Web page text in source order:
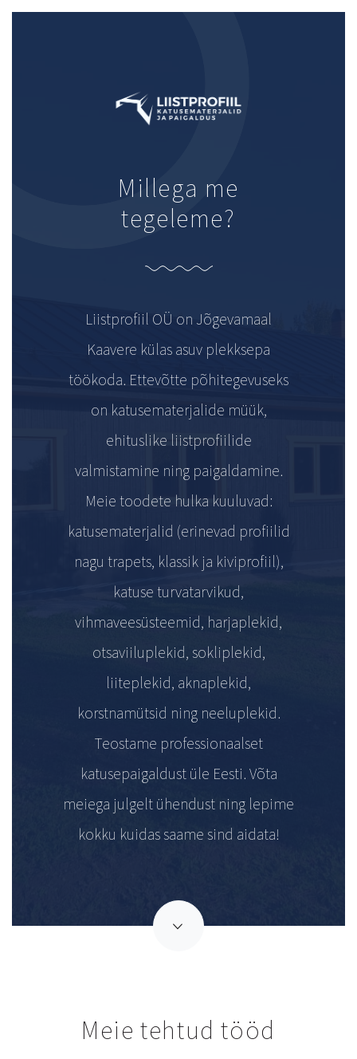
Millega me
tegeleme?
Liistprofiil OÜ on Jõgevamaal
Kaavere külas asuv plekksepa
töökoda. Ettevõtte põhitegevuseks
on katusematerjalide müük,
ehituslike liistprofiilide
valmistamine ning paigaldamine.
Meie toodete hulka kuuluvad:
katusematerjalid (erinevad profiilid
nagu trapets, klassik ja kiviprofiil),
katuse turvatarvikud,
vihmaveesüsteemid, harjaplekid,
otsaviiluplekid, sokliplekid,
liiteplekid, aknaplekid,
korstnamütsid ning neeluplekid.
Teostame professionaalset
katusepaigaldust üle Eesti. Võta
meiega julgelt ühendust ning lepime
kokku kuidas saame sind aidata!
Meie tehtud tööd